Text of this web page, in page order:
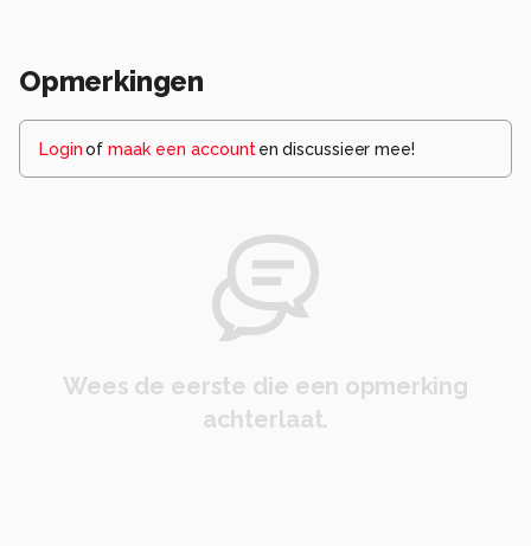
Opmerkingen
Loginof maak een account en discussieer mee!
Wees de eerste die een opmerking
achterlaat.